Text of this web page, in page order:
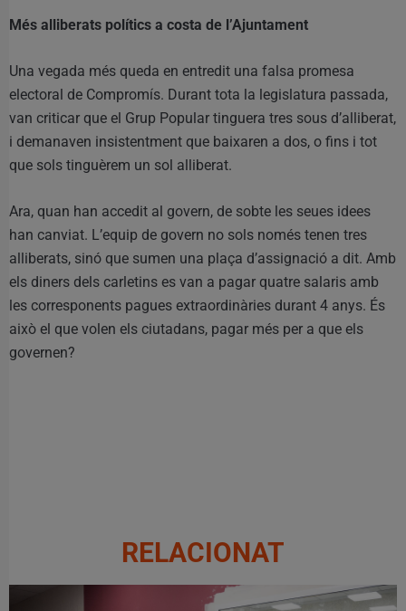
Més alliberats polítics a costa de l’Ajuntament
Una vegada més queda en entredit una falsa promesa
electoral de Compromís. Durant tota la legislatura passada,
van criticar que el Grup Popular tinguera tres sous d’alliberat,
i demanaven insistentment que baixaren a dos, o fins i tot
que sols tinguèrem un sol alliberat.
Ara, quan han accedit al govern, de sobte les seues idees
han canviat. L’equip de govern no sols només tenen tres
alliberats, sinó que sumen una plaça d’assignació a dit. Amb
els diners dels carletins es van a pagar quatre salaris amb
les corresponents pagues extraordinàries durant 4 anys. És
això el que volen els ciutadans, pagar més per a que els
governen?
RELACIONAT